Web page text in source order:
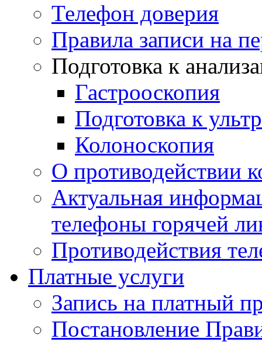
Телефон доверия
Правила записи на
Подготовка к
Гастрооскопия
Подготовка к
Колоноскопия
О противодействии
Актуальная
телефоны горячей
Противодействия
Платные услуги
Запись на платный
Постановление